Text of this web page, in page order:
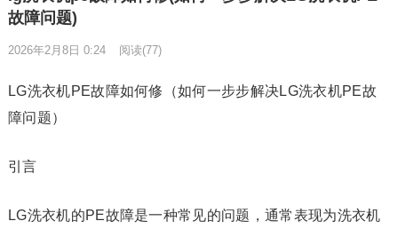
故障问题)
2026年2月8日 0:24 阅读(77)
LG洗衣机PE故障如何修（如何一步步解决LG洗衣机PE故
障问题）
引言
LG洗衣机的PE故障是一种常见的问题，通常表现为洗衣机